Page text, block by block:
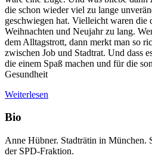
die schon wieder viel zu lange
geschwiegen hat. Vielleicht waren die
Weihnachten und Neujahr zu lang.
dem Alltagstrott, dann merkt man so
zwischen Job und Stadtrat. Und dass
die einem Spaß machen und für die
Gesundheit
Weiterlesen
Bio
Anne Hübner. Stadträtin in München.
der SPD-Fraktion.